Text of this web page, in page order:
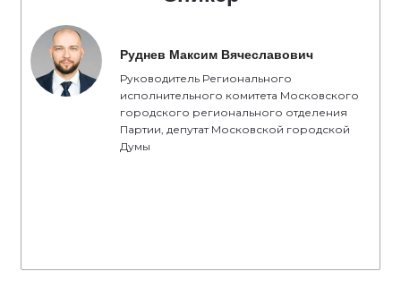
Руднев Максим Вячеславович
Руководитель Регионального
исполнительного комитета Московского
городского регионального отделения
Партии, депутат Московской городской
Думы